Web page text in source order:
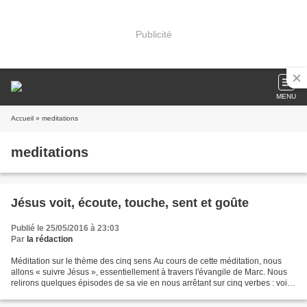
Publicité
MENU
Accueil » meditations
meditations
Jésus voit, écoute, touche, sent et goûte
Publié le 25/05/2016 à 23:03
Par la rédaction
Méditation sur le thème des cinq sens Au cours de cette méditation, nous
allons « suivre Jésus », essentiellement à travers l'évangile de Marc. Nous
relirons quelques épisodes de sa vie en nous arrêtant sur cinq verbes : voir,